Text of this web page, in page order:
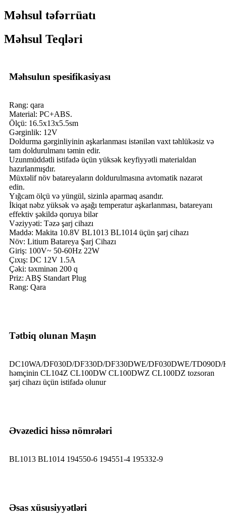
Məhsul təfərrüatı
Məhsul Teqləri
Məhsulun spesifikasiyası
Rəng: qara
Material: PC+ABS.
Ölçü: 16.5x13x5.5sm
Gərginlik: 12V
Doldurma gərginliyinin aşkarlanması istənilən vaxt təhlükəsiz və
tam doldurulmanı təmin edir.
Uzunmüddətli istifadə üçün yüksək keyfiyyətli materialdan
hazırlanmışdır.
Müxtəlif növ batareyaların doldurulmasına avtomatik nəzarət
edin.
Yığcam ölçü və yüngül, sizinlə aparmaq asandır.
İkiqat nəbz yüksək və aşağı temperatur aşkarlanması, batareyanı
effektiv şəkildə qoruya bilər
Vəziyyəti: Təzə şarj cihazı
Maddə: Makita 10.8V BL1013 BL1014 üçün şarj cihazı
Növ: Litium Batareya Şarj Cihazı
Giriş: 100V~ 50-60Hz 22W
Çıxış: DC 12V 1.5A
Çəki: təxminən 200 q
Priz: ABŞ Standart Plug
Rəng: Qara
Tətbiq olunan Maşın
DC10WA/DF030D/DF330D/DF330DWE/DF030DWE/TD090D/
həmçinin CL104Z CL100DW CL100DWZ CL100DZ tozsoran
şarj cihazı üçün istifadə olunur
Əvəzedici hissə nömrələri
BL1013 BL1014 194550-6 194551-4 195332-9
Əsas xüsusiyyətləri